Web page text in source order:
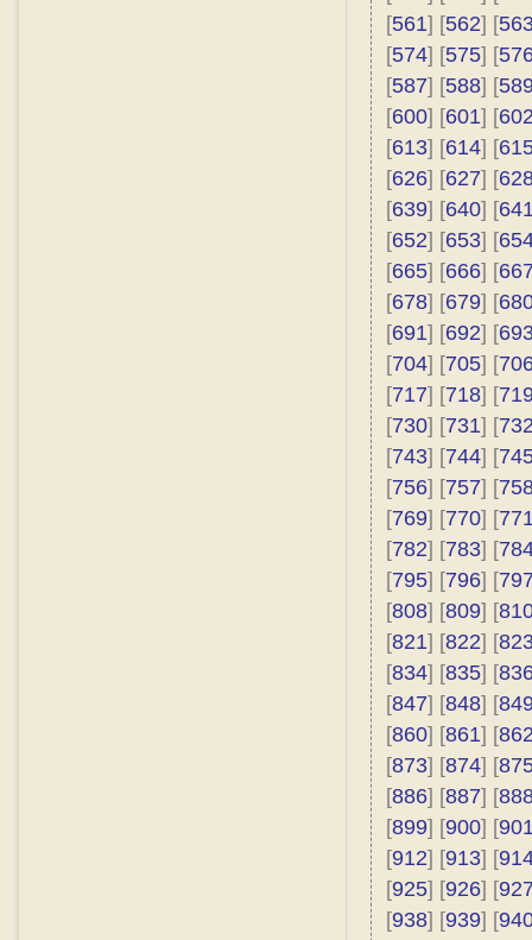
[561] [562] [
[574] [575] [
[587] [588] [
[600] [601] [
[613] [614] [
[626] [627] [
[639] [640] [
[652] [653] [
[665] [666] [
[678] [679] [
[691] [692] [
[704] [705] [
[717] [718] [
[730] [731] [
[743] [744] [
[756] [757] [
[769] [770] [
[782] [783] [
[795] [796] [
[808] [809] [
[821] [822] [
[834] [835] [
[847] [848] [
[860] [861] [
[873] [874] [
[886] [887] [
[899] [900] [
[912] [913] [
[925] [926] [
[938] [939] [